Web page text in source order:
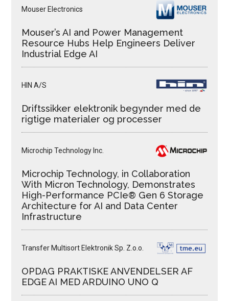
Mouser Electronics
Mouser’s AI and Power Management
Resource Hubs Help Engineers Deliver
Industrial Edge AI
HIN A/S
Driftssikker elektronik begynder med de
rigtige materialer og processer
Microchip Technology Inc.
Microchip Technology, in Collaboration
With Micron Technology, Demonstrates
High-Performance PCIe® Gen 6 Storage
Architecture for AI and Data Center
Infrastructure
Transfer Multisort Elektronik Sp. Z.o.o.
OPDAG PRAKTISKE ANVENDELSER AF
EDGE AI MED ARDUINO UNO Q